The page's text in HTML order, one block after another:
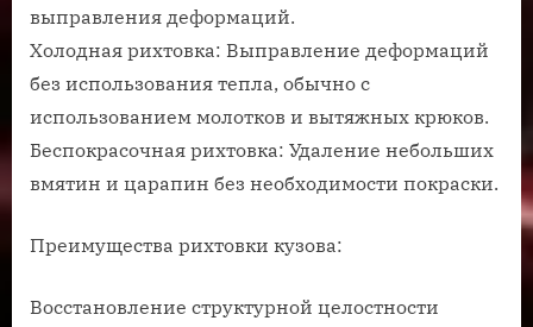
выправления деформаций.
Холодная рихтовка: Выправление деформаций
без использования тепла, обычно с
использованием молотков и вытяжных крюков.
Беспокрасочная рихтовка: Удаление небольших
вмятин и царапин без необходимости покраски.
Преимущества рихтовки кузова:
Восстановление структурной целостности